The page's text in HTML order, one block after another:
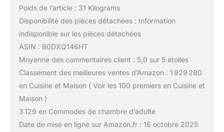
Poids de l’article : 31 Kilograms
Disponibilité des pièces détachées : Information
indisponible sur les pièces détachées
ASIN : B0DXQ146HT
Moyenne des commentaires client : 5,0 sur 5 étoiles
Classement des meilleures ventes d’Amazon : 1 929 280
en Cuisine et Maison ( Voir les 100 premiers en Cuisine et
Maison )
3 129 en Commodes de chambre d’adulte
Date de mise en ligne sur Amazon.fr : 16 octobre 2025